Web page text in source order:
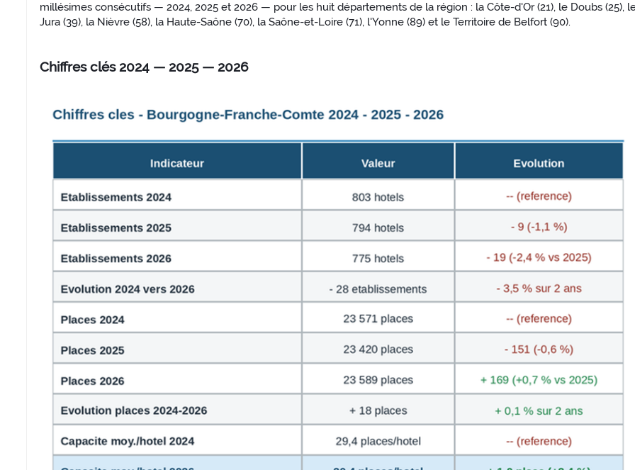
millésimes consécutifs — 2024, 2025 et 2026 — pour les huit départements de la région : la Côte-d'Or (21), le Doubs (25),
Jura (39), la Nièvre (58), la Haute-Saône (70), la Saône-et-Loire (71), l'Yonne (89) et le Territoire de Belfort (90).
Chiffres clés 2024 — 2025 — 2026